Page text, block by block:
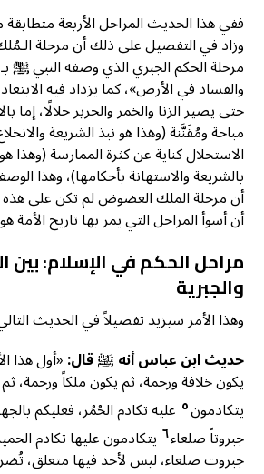
ففي هذا الحديث المراحل الأربعة
وزاد في التفصيل على ذلك أن مرحلة
مرحلة الحكم الجبري الذي وصفه النبي ﷺ
والفساد في الأرض»، كما يزداد فيه
حتى يصير الزنا والخمر والحرير حلالًا، إما
مباحة ومُقَنَّنة (وهذا هو نبذ الشريعة
الاستحلال كناية عن كثرة الممارسة (وهذا
بالشريعة والاستهانة بأحكامها)، وهذا
أن مرحلة الملك العضوض لم تكن على
أن أسوأ المراحل التي يمر بها تاريخ الأمة
مراحل الحكم في الإسلام: بين
والجبرية
وهذا الأمر سيزيد تفصيلاً في الحديث
حديث ابن عباس أنه ﷺ قال:«أول هذا
يكون خلافة ورحمة، ثم يكون ملكاً ورحمة،
يتكادمون٥ عليه تكادم الحُمُر، فعليكم
جبروتاً صلعاء٦ يتكادمون عليها تكادم
جبروت صلعاء، ليس لأحد فيها متعلق،